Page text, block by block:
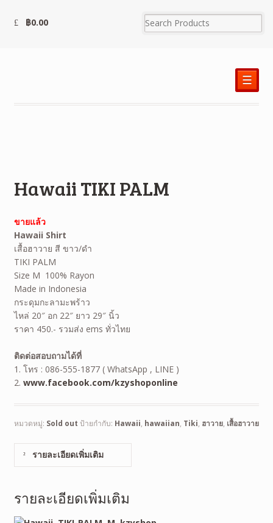
฿0.00
☰
Hawaii TIKI PALM
ขายแล้ว
Hawaii Shirt
เสื้อฮาวาย สี ขาว/ดำ
TIKI PALM
Size M 100% Rayon
Made in Indonesia
กระดุมกะลามะพร้าว
ไหล่ 20″ อก 22″ ยาว 29″ นิ้ว
ราคา 450.- รวมส่ง ems ทั่วไทย
ติดต่อสอบถามได้ที่
1. โทร : 086-555-1877 ( WhatsApp , LINE )
2. www.facebook.com/kzyshoponline
หมวดหมู่: Sold out ป้ายกำกับ: Hawaii, hawaiian, Tiki, ฮาวาย, เสื้อฮาวาย
รายละเอียดเพิ่มเติม
รายละเอียดเพิ่มเติม